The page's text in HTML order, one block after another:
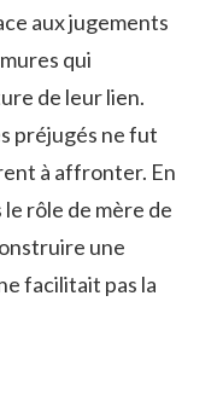
aux jugements
qui
de leur lien.
préjugés ne fut
à affronter. En
rôle de mère de
une
facilitait pas la